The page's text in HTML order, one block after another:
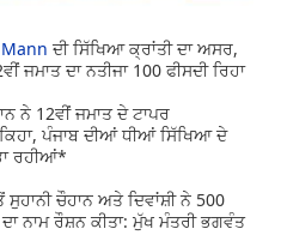
Mannਦੀ ਸਿੱਖਿਆ ਕ੍ਰਾਂਤੀ ਦਾ ਅਸਰ,
ਜਮਾਤ ਦਾ ਨਤੀਜਾ 100 ਫੀਸਦੀ ਰਿਹਾ
ਨੇ 12ਵੀਂ ਜਮਾਤ ਦੇ ਟਾਪਰ
ਪੰਜਾਬ ਦੀਆਂ ਧੀਆਂ ਸਿੱਖਿਆ ਦੇ
ਰਹੀਆਂ*
ਚੌਹਾਨ ਅਤੇ ਦਿਵਾਂਸ਼ੀ ਨੇ 500
ਨਾਮ ਰੌਸ਼ਨ ਕੀਤਾ: ਮੁੱਖ ਮੰਤਰੀ ਭਗਵੰਤ